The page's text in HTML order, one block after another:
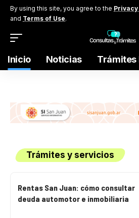
By using this site, you agree to the
and Terms of Use.
Inicio Noticias Trámites
Trámites y servicios
Rentas San Juan: cómo consultar
deuda automotor e inmobiliaria